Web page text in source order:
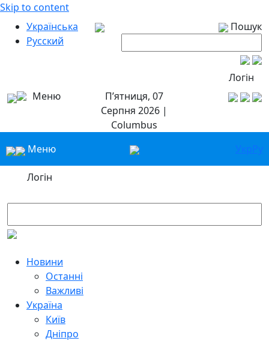
Skip to content
Українська
Русский
Пошук
Логін
Меню
П’ятниця, 07
Серпня 2026 |
Columbus
Меню
УкрРу
Логін
Новини
Останні
Важливі
Україна
Київ
Дніпро